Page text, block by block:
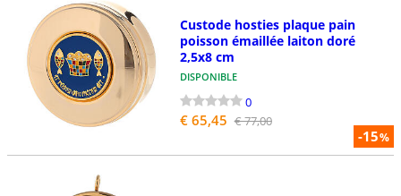
-15%
Custode hosties plaque pain
poisson émaillée laiton doré
2,5x8 cm
DISPONIBLE
0
€ 65,45 € 77,00